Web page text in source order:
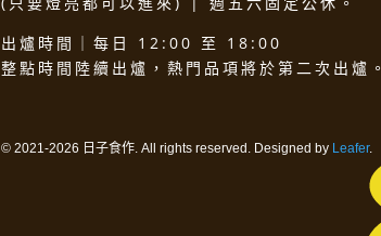
出爐時間｜每日 12:00 至 18:00
整點時間陸續出爐，熱門品項將於第二次出爐。
© 2021-2026 日子食作. All rights reserved. Designed by Leafer.